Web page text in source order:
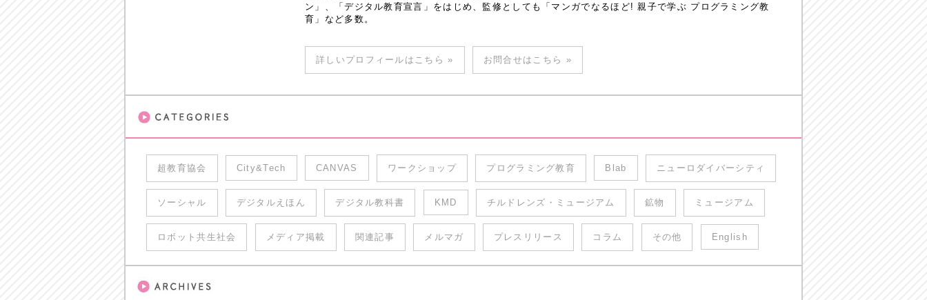
ン」、「デジタル教育宣言」をはじめ、監修としても「マンガでなるほど! 親子で学ぶ プログラミング教
育」など多数。
詳しいプロフィールはこちら » お問合せはこちら »
超教育協会 City&Tech CANVAS ワークショップ プログラミング教育 Blab ニューロダイバーシティ
ソーシャル デジタルえほん デジタル教科書 KMD チルドレンズ・ミュージアム 鉱物 ミュージアム
ロボット共生社会 メディア掲載 関連記事 メルマガ プレスリリース コラム その他 English